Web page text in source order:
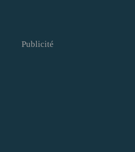
Publicité